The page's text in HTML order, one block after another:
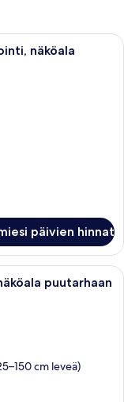
jossa on sänky,
näköala
päivien hinnat
jossa on kaksi
puutarhaan
cm leveä)